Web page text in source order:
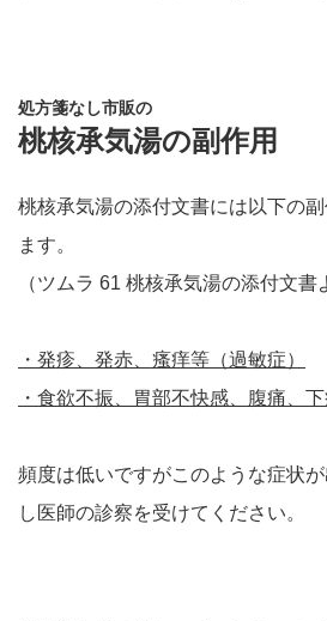
処方箋なし市販の
桃核承気湯の副作用
桃核承気湯の添付文書には以下の
ます。
（ツムラ 61 桃核承気湯の添付文書
・発疹、発赤、瘙痒等（過敏症）
・食欲不振、胃部不快感、腹痛、
頻度は低いですがこのような症状
し医師の診察を受けてください。